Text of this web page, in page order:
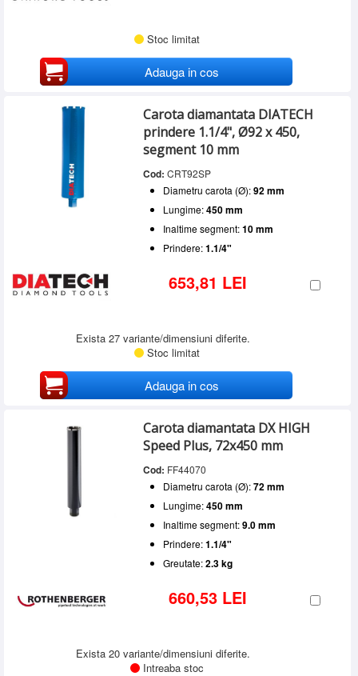
Stoc limitat
Adauga in cos
Carota diamantata DIATECH
prindere 1.1/4", Ø92 x 450,
segment 10 mm
Cod: CRT92SP
Diametru carota (Ø):92 mm
Lungime:450 mm
Inaltime segment:10 mm
Prindere:1.1/4"
653,81 LEI
Exista 27 variante/dimensiuni diferite.
Stoc limitat
Adauga in cos
Carota diamantata DX HIGH
Speed Plus, 72x450 mm
Cod: FF44070
Diametru carota (Ø):72 mm
Lungime:450 mm
Inaltime segment:9.0 mm
Prindere:1.1/4"
Greutate:2.3 kg
660,53 LEI
Exista 20 variante/dimensiuni diferite.
Intreaba stoc